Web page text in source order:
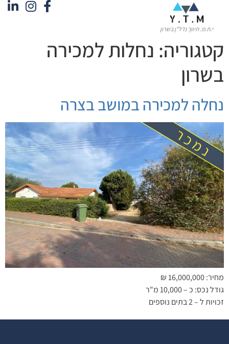
י.ת.מ. תיווך נדל"ן בשרון
קטגוריה: נחלות למכירה
בשרון
נחלה למכירה במושב בצרה
מחיר: 16,000,000 ₪
גודל נכס: כ – 10,000 מ"ר
זכויות ל – 2 בתים נוספים